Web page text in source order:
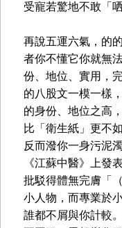
受寵若驚地不敢「哂
再說五運六氣，的
者你不懂它你就無
份、地位、實用，
的八股文一模一樣
的身份、地位之高
比「衛生紙」更不
反而潑你一身污泥
《江蘇中醫》上發
批駁得體無完膚「
小人物，而專業於
誰都不屑與你計較